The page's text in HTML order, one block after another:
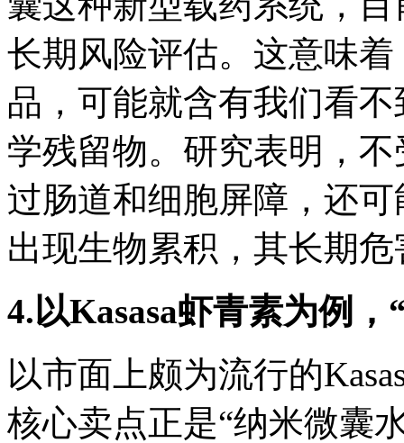
长期风险评估。这意味
品，可能就含有我们看
学残留物。研究表明，
过肠道和细胞屏障，还
出现生物累积，其长期
4.以Kasasa虾青素为例，
以市面上颇为流行的
核心卖点正是“纳米微囊